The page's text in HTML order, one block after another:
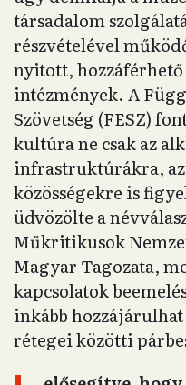
társadalom
részvételével
nyitott, hozzáférhető
intézmények. A
Szövetség (FESZ)
kultúra ne csak az
infrastruktúrákra, az
közösségekre is
üdvözölte a
Műkritikusok
Magyar Tagozata,
kapcsolatok
inkább
rétegei közötti